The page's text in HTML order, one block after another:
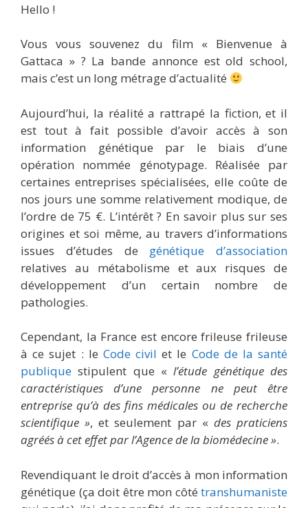
Hello !
Vous vous souvenez du film « Bienvenue à
Gattaca » ? La bande annonce est old school,
mais c’est un long métrage d’actualité
Aujourd’hui, la réalité a rattrapé la fiction, et il
est tout à fait possible d’avoir accès à son
information génétique par le biais d’une
opération nommée génotypage. Réalisée par
certaines entreprises spécialisées, elle coûte de
nos jours une somme relativement modique, de
l’ordre de 75 €. L’intérêt ? En savoir plus sur ses
origines et soi même, au travers d’informations
issues d’études de génétique d’association
relatives au métabolisme et aux risques de
développement d’un certain nombre de
pathologies.
Cependant, la France est encore frileuse frileuse
à ce sujet : le Code civil et le Code de la santé
publique stipulent que «l’étude génétique des
caractéristiques d’une personne ne peut être
entreprise qu’à des fins médicales ou de recherche
scientifique », et seulement par « des praticiens
agréés à cet effet par l’Agence de la biomédecine ».
Revendiquant le droit d’accès à mon information
génétique (ça doit être mon côté transhumaniste